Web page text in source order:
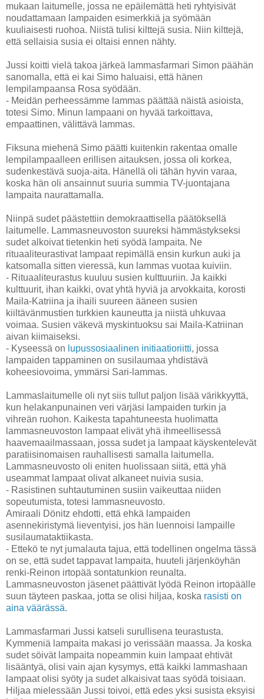
mukaan laitumelle, jossa ne epäilemättä heti ryhtyisivät
noudattamaan lampaiden esimerkkiä ja syömään
kuuliaisesti ruohoa. Niistä tulisi kilttejä susia. Niin kilttejä,
että sellaisia susia ei oltaisi ennen nähty.
Jussi koitti vielä takoa järkeä lammasfarmari Simon päähän
sanomalla, että ei kai Simo haluaisi, että hänen
lempilampaansa Rosa syödään.
- Meidän perheessämme lammas päättää näistä asioista,
totesi Simo. Minun lampaani on hyvää tarkoittava,
empaattinen, välittävä lammas.
Fiksuna miehenä Simo päätti kuitenkin rakentaa omalle
lempilampaalleen erillisen aitauksen, jossa oli korkea,
sudenkestävä suoja-aita. Hänellä oli tähän hyvin varaa,
koska hän oli ansainnut suuria summia TV-juontajana
lampaita naurattamalla.
Niinpä sudet päästettiin demokraattisella päätöksellä
laitumelle. Lammasneuvoston suureksi hämmästykseksi
sudet alkoivat tietenkin heti syödä lampaita. Ne
rituaaliteurastivat lampaat repimällä ensin kurkun auki ja
katsomalla sitten vieressä, kun lammas vuotaa kuiviin.
- Rituaaliteurastus kuuluu susien kulttuuriin. Ja kaikki
kulttuurit, ihan kaikki, ovat yhtä hyviä ja arvokkaita, korosti
Maila-Katriina ja ihaili suureen ääneen susien
kiiltävänmustien turkkien kauneutta ja niistä uhkuvaa
voimaa. Susien väkevä myskintuoksu sai Maila-Katriinan
aivan kiimaiseksi.
- Kyseessä on lupussosiaalinen initiaatioriitti, jossa
lampaiden tappaminen on susilaumaa yhdistävä
koheesiovoima, ymmärsi Sari-lammas.
Lammaslaitumelle oli nyt siis tullut paljon lisää värikkyyttä,
kun helakanpunainen veri värjäsi lampaiden turkin ja
vihreän ruohon. Kaikesta tapahtuneesta huolimatta
lammasneuvoston lampaat elivät yhä ihmeellisessä
haavemaailmassaan, jossa sudet ja lampaat käyskentelevät
paratiisinomaisen rauhallisesti samalla laitumella.
Lammasneuvosto oli eniten huolissaan siitä, että yhä
useammat lampaat olivat alkaneet nuivia susia.
- Rasistinen suhtautuminen susiin vaikeuttaa niiden
sopeutumista, totesi lammasneuvosto.
Amiraali Dönitz ehdotti, että ehkä lampaiden
asennekiristymä lieventyisi, jos hän luennoisi lampaille
susilaumataktiikasta.
- Ettekö te nyt jumalauta tajua, että todellinen ongelma tässä
on se, että sudet tappavat lampaita, huuteli järjenköyhän
renki-Reinon irtopää sontatunkion reunalta.
Lammasneuvoston jäsenet päättivät lyödä Reinon irtopäälle
suun täyteen paskaa, jotta se olisi hiljaa, koska rasisti on
aina väärässä.
Lammasfarmari Jussi katseli surullisena teurastusta.
Kymmeniä lampaita makasi jo verissään maassa. Ja koska
sudet söivät lampaita nopeammin kuin lampaat ehtivät
lisääntyä, olisi vain ajan kysymys, että kaikki lammashaan
lampaat olisi syöty ja sudet alkaisivat taas syödä toisiaan.
Hiljaa mielessään Jussi toivoi, että edes yksi susista eksyisi